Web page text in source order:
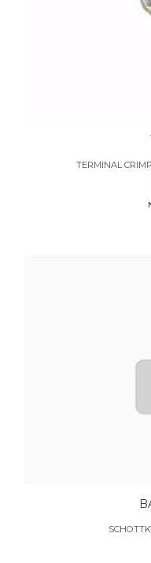
TERMINAL